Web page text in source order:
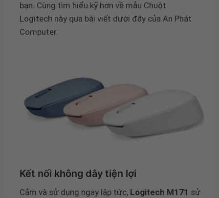
bạn. Cùng tìm hiểu kỹ hơn về mẫu Chuột
Logitech này qua bài viết dưới đây của An Phát
Computer.
Kết nối không dây tiện lợi
Cắm và sử dụng ngay lập tức, Logitech M171 sử